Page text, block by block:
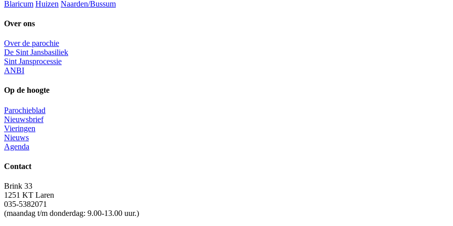
Blaricum Huizen Naarden/Bussum
Over ons
Over de parochie
De Sint Jansbasiliek
Sint Jansprocessie
ANBI
Op de hoogte
Parochieblad
Nieuwsbrief
Vieringen
Nieuws
Agenda
Contact
Brink 33
1251 KT Laren
035-5382071
(maandag t/m donderdag: 9.00-13.00 uur.)